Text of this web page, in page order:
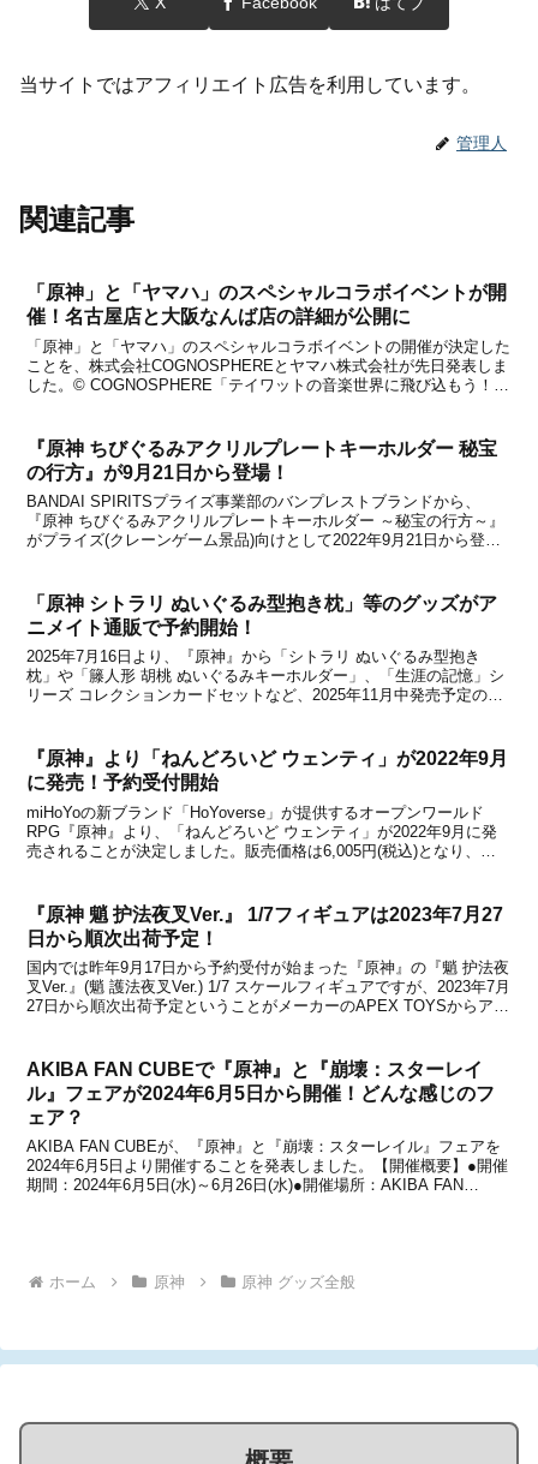
当サイトではアフィリエイト広告を利用しています。
管理人
関連記事
「原神」と「ヤマハ」のスペシャルコラボイベントが開
催！名古屋店と大阪なんば店の詳細が公開に
「原神」と「ヤマハ」のスペシャルコラボイベントの開催が決定した
ことを、株式会社COGNOSPHEREとヤマハ株式会社が先日発表しま
した。© COGNOSPHERE「テイワットの音楽世界に飛び込もう！」
『原神 ちびぐるみアクリルプレートキーホルダー 秘宝
の行方』が9月21日から登場！
BANDAI SPIRITSプライズ事業部のバンプレストブランドから、
『原神 ちびぐるみアクリルプレートキーホルダー ～秘宝の行方～』
がプライズ(クレーンゲーム景品)向けとして2022年9月21日から登場
「原神 シトラリ ぬいぐるみ型抱き枕」等のグッズがア
ニメイト通販で予約開始！
2025年7月16日より、『原神』から「シトラリ ぬいぐるみ型抱き
枕」や「籐人形 胡桃 ぬいぐるみキーホルダー」、「生涯の記憶」シ
リーズ コレクションカードセットなど、2025年11月中発売予定の
『原神』より「ねんどろいど ウェンティ」が2022年9月
に発売！予約受付開始
miHoYoの新ブランド「HoYoverse」が提供するオープンワールド
RPG『原神』より、「ねんどろいど ウェンティ」が2022年9月に発
売されることが決定しました。販売価格は6,005円(税込)となり、本
『原神 魈 护法夜叉Ver.』 1/7フィギュアは2023年7月27
日から順次出荷予定！
国内では昨年9月17日から予約受付が始まった『原神』の『魈 护法夜
叉Ver.』(魈 護法夜叉Ver.) 1/7 スケールフィギュアですが、2023年7月
27日から順次出荷予定ということがメーカーのAPEX TOYSからアナ
AKIBA FAN CUBEで『原神』と『崩壊：スターレイ
ル』フェアが2024年6月5日から開催！どんな感じのフ
ェア？
AKIBA FAN CUBEが、『原神』と『崩壊：スターレイル』フェアを
2024年6月5日より開催することを発表しました。【開催概要】●開催
期間：2024年6月5日(水)～6月26日(水)●開催場所：AKIBA FAN
ホーム 原神 原神 グッズ全般